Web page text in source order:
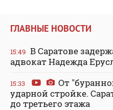
ГЛАВНЫЕ НОВОСТИ
15:49 В Саратове
адвокат Надежда
15:33
От
ударной стройке.
до третьего этажа